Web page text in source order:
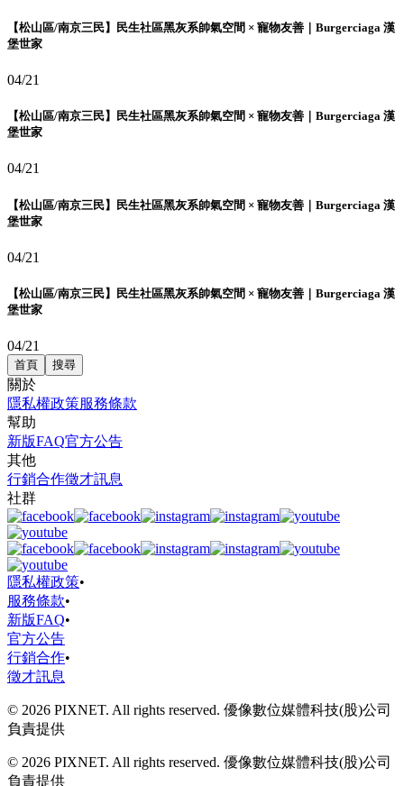
【松山區/南京三民】民生社區黑灰系帥氣空間 × 寵物友善｜Burgerciaga 漢
堡世家
04/21
【松山區/南京三民】民生社區黑灰系帥氣空間 × 寵物友善｜Burgerciaga 漢
堡世家
04/21
【松山區/南京三民】民生社區黑灰系帥氣空間 × 寵物友善｜Burgerciaga 漢
堡世家
04/21
【松山區/南京三民】民生社區黑灰系帥氣空間 × 寵物友善｜Burgerciaga 漢
堡世家
04/21
首頁 搜尋
關於
隱私權政策服務條款
幫助
新版FAQ官方公告
其他
行銷合作徵才訊息
社群
隱私權政策•
服務條款•
新版FAQ•
官方公告
行銷合作•
徵才訊息
© 2026 PIXNET. All rights reserved. 優像數位媒體科技(股)公司
負責提供
© 2026 PIXNET. All rights reserved. 優像數位媒體科技(股)公司
負責提供